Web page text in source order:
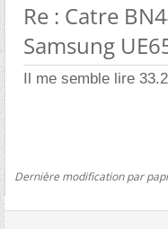
Re : Catre
Samsung
Il me semble lire
Dernière modification par